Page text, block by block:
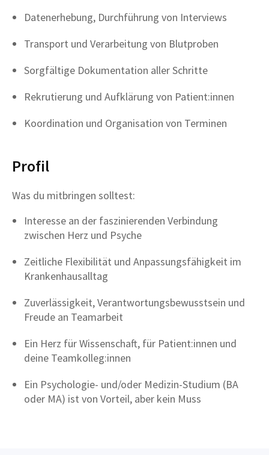
⁠⁠Datenerhebung, Durchführung von Interviews
⁠⁠Transport und Verarbeitung von Blutproben
⁠⁠Sorgfältige Dokumentation aller Schritte
Rekrutierung und Aufklärung von Patient:innen
⁠⁠Koordination und Organisation von Terminen
Profil
Was du mitbringen solltest:
Interesse an der faszinierenden Verbindung
zwischen Herz und Psyche
⁠⁠Zeitliche Flexibilität und Anpassungsfähigkeit im
Krankenhausalltag
⁠Zuverlässigkeit, Verantwortungsbewusstsein und
Freude an Teamarbeit
⁠⁠Ein Herz für Wissenschaft, für Patient:innen und
deine Teamkolleg:innen
⁠⁠Ein Psychologie- und/oder Medizin-Studium (BA
oder MA) ist von Vorteil, aber kein Muss